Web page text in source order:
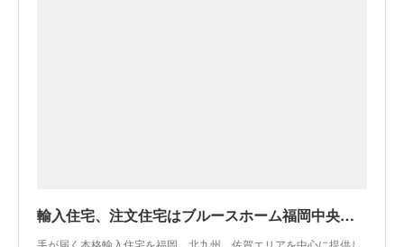
輸入住宅、注文住宅はブルースホーム福岡中央・小倉